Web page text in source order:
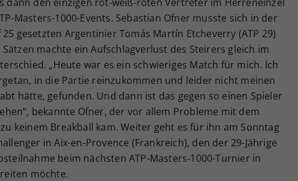
Masters-1000-Events. Sebastian Ofner musste sich in der
gesetzten Argentinier Tomás Martín Etcheverry (ATP 29)
machte ein Aufschlagverlust des Steirers gleich im
„Heute war es ein schwieriges Match für mich. Ich
in die Partie reinzukommen und leider nicht meinen
hätte, gefunden. Und dann ist das gegen so einen Spieler
bekannte Ofner, der vor allem Probleme mit dem
keinem Breakball kam. Weiter geht es für ihn am Sonntag
in Aix-en-Provence (Frankreich), den der 29-Jährige
beim nächsten ATP-Masters-1000-Turnier in
möchte.